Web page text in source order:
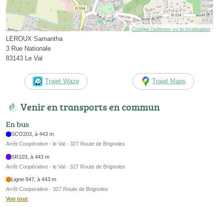
Corriger l’adresse ou la localisation
LEROUX Samantha
3 Rue Nationale
83143 Le Val
Trajet Waze Trajet Maps
Venir en transports en commun
En bus
SCO203, à 443 m
Arrêt Coopérative - le Val - 327 Route de Brignoles
SR103, à 443 m
Arrêt Coopérative - le Val - 327 Route de Brignoles
Ligne 847, à 443 m
Arrêt Cooperative - 327 Route de Brignoles
Voir tout